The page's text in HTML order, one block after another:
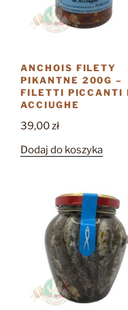
ANCHOIS FILETY
PIKANTNE 200G –
FILETTI PICCANTI
ACCIUGHE
39,00zł
Dodaj do koszyka